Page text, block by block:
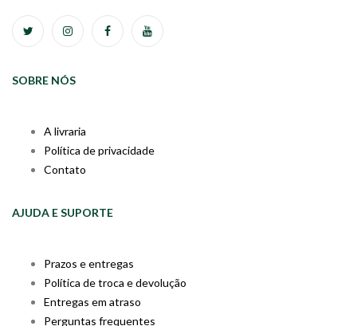
SOBRE NÓS
A livraria
Política de privacidade
Contato
AJUDA E SUPORTE
Prazos e entregas
Política de troca e devolução
Entregas em atraso
Perguntas frequentes